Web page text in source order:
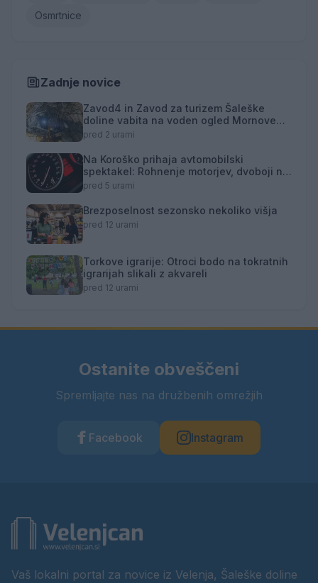
Osmrtnice
Zadnje novice
Zavod4 in Zavod za turizem Šaleške
doline vabita na voden ogled Mornove
zijalke
pred 2 urami
Na Koroško prihaja avtomobilski
spektakel: Rohnenje motorjev, dvoboji na
progah in atraktivni Car Meet
pred 5 urami
Brezposelnost sezonsko nekoliko višja
pred 12 urami
Torkove igrarije: Otroci bodo na tokratnih
igrarijah slikali z akvareli
pred 12 urami
Ostanite obveščeni
Spremljajte nas na družbenih omrežjih
Facebook Instagram
Vaš lokalni portal za novice iz Velenja, Šaleške doline